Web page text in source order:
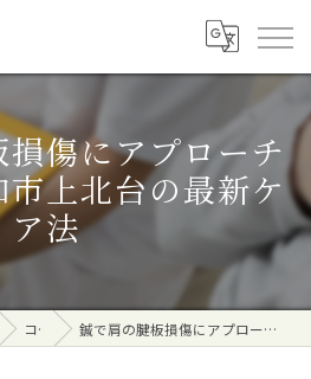
傷にアプローチ
上北台の最新ケ
ア法
コラム 鍼で肩の腱板損傷にアプローチ東京都東大和市上北台の最新ケア法